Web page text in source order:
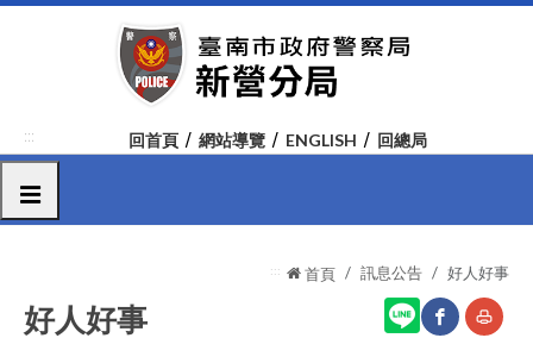
跳
容
塊
::: 回首頁 網站導覽 ENGLISH 回總局
選單
::: 首頁 訊息公告 好人好事
好人好事